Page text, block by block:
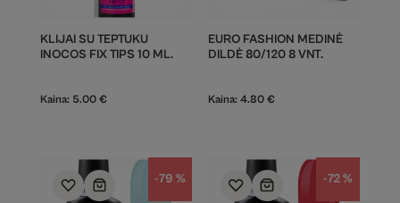
KLIJAI SU TEPTUKU
INOCOS FIX TIPS 10 ML.
Kaina: 5.00 €
EURO FASHION MEDINĖ
DILDĖ 80/120 8 VNT.
Kaina: 4.80 €
-79 % -72 %